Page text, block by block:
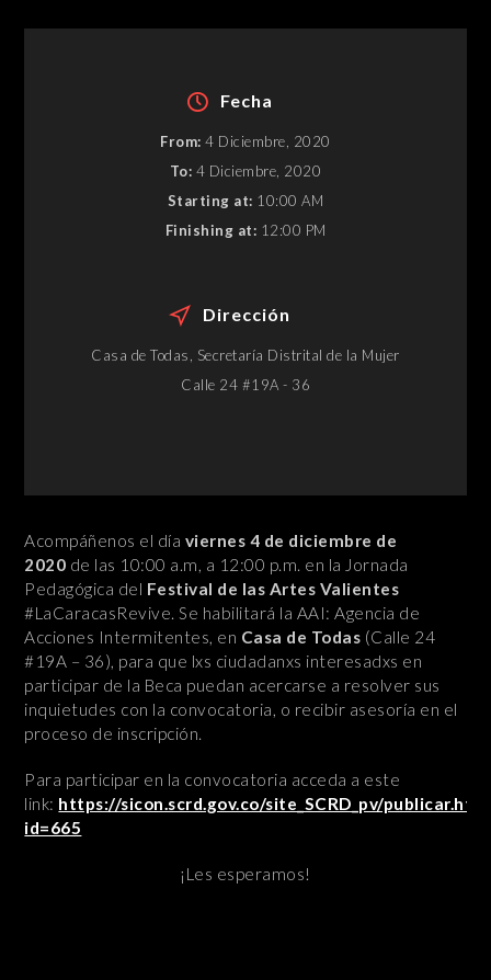
Fecha
From: 4 Diciembre, 2020
To: 4 Diciembre, 2020
Starting at: 10:00 AM
Finishing at: 12:00 PM
Dirección
Casa de Todas, Secretaría Distrital de la Mujer
Calle 24 #19A - 36
Acompáñenos el día viernes 4 de diciembre de
2020 de las 10:00 a.m, a 12:00 p.m. en la Jornada
Pedagógica del Festival de las Artes Valientes
#LaCaracasRevive. Se habilitará la AAI: Agencia de
Acciones Intermitentes, en Casa de Todas (Calle 24
#19A – 36), para que lxs ciudadanxs interesadxs en
participar de la Beca puedan acercarse a resolver sus
inquietudes con la convocatoria, o recibir asesoría en el
proceso de inscripción.
Para participar en la convocatoria acceda a este
link: https://sicon.scrd.gov.co/site_SCRD_pv/
id=665
¡Les esperamos!